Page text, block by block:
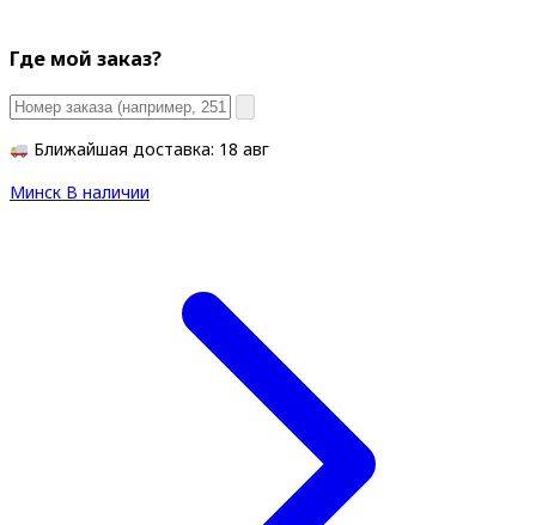
Где мой заказ?
Ближайшая доставка: 18 авг
Минск В наличии